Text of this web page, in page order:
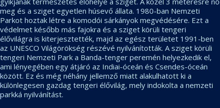
meg és a sziget egyetlen húsevő állata. 1980-ban Nemzeti
Parkot hoztak létre a komodói sárkányok megvédésére. Ezt a
védelmet később más fajokra és a sziget körüli tengeri
élővilágra is kiterjesztették, majd az egész területet 1991-ben
az UNESCO Világörökség részévé nyilvánították. A sziget körüli
tengeri Nemzeti Park a Banda-tenger peremén helyezkedik el,
ami lényegében egy átjáró az Indiai-óceán és Csendes-óceán
között. Ez és még néhány jellemző miatt alakulhatott ki a
különlegesen gazdag tengeri élővilág, mely indokolta a nemzeti
parkká nyilvánítást.